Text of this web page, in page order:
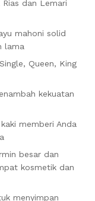
dan Lemari
mahoni solid
lama
Queen, King
kekuatan
memberi Anda
besar dan
kosmetik dan
menyimpan